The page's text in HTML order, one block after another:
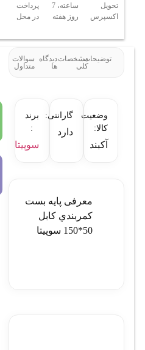
تحویل
اکسپرس
ساعته، 7
روز هفته
پرداخت
در محل
توضیحاتمشخصات
کلی
دیدگاه
ها
سوالات
متداول
وضعیت
کالا:
آکبند
گارانتی:
دارد
برند
:
سوپیتا
معرفی پايه بست
کمربندي کابل
50*150 سوپيتا